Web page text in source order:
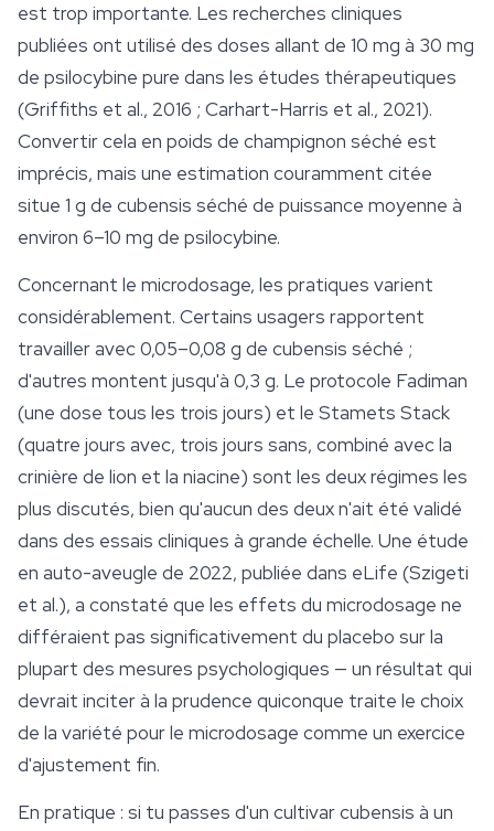
est trop importante. Les recherches cliniques
publiées ont utilisé des doses allant de 10 mg à 30 mg
de psilocybine pure dans les études thérapeutiques
(Griffiths et al., 2016 ; Carhart-Harris et al., 2021).
Convertir cela en poids de champignon séché est
imprécis, mais une estimation couramment citée
situe 1 g de cubensis séché de puissance moyenne à
environ 6–10 mg de psilocybine.
Concernant le microdosage, les pratiques varient
considérablement. Certains usagers rapportent
travailler avec 0,05–0,08 g de cubensis séché ;
d'autres montent jusqu'à 0,3 g. Le protocole Fadiman
(une dose tous les trois jours) et le Stamets Stack
(quatre jours avec, trois jours sans, combiné avec la
crinière de lion et la niacine) sont les deux régimes les
plus discutés, bien qu'aucun des deux n'ait été validé
dans des essais cliniques à grande échelle. Une étude
en auto-aveugle de 2022, publiée dans eLife (Szigeti
et al.), a constaté que les effets du microdosage ne
différaient pas significativement du placebo sur la
plupart des mesures psychologiques — un résultat qui
devrait inciter à la prudence quiconque traite le choix
de la variété pour le microdosage comme un exercice
d'ajustement fin.
En pratique : si tu passes d'un cultivar cubensis à un